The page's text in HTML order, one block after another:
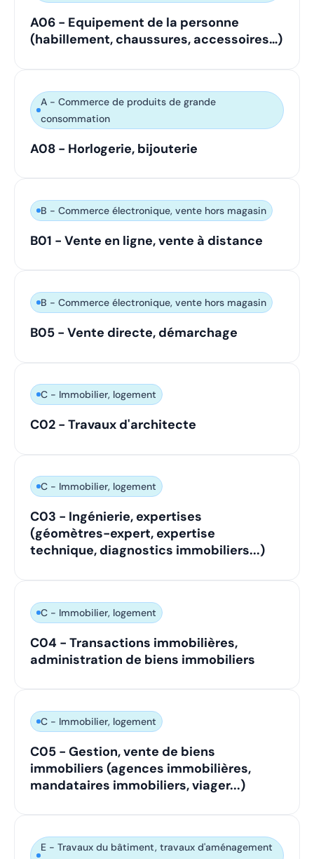
A06 - Equipement de la personne
(habillement, chaussures, accessoires…)
A - Commerce de produits de grande
consommation
A08 - Horlogerie, bijouterie
B - Commerce électronique, vente hors magasin
B01 - Vente en ligne, vente à distance
B - Commerce électronique, vente hors magasin
B05 - Vente directe, démarchage
C - Immobilier, logement
C02 - Travaux d'architecte
C - Immobilier, logement
C03 - Ingénierie, expertises
(géomètres-expert, expertise
technique, diagnostics immobiliers...)
C - Immobilier, logement
C04 - Transactions immobilières,
administration de biens immobiliers
C - Immobilier, logement
C05 - Gestion, vente de biens
immobiliers (agences immobilières,
mandataires immobiliers, viager...)
E - Travaux du bâtiment, travaux d'aménagement